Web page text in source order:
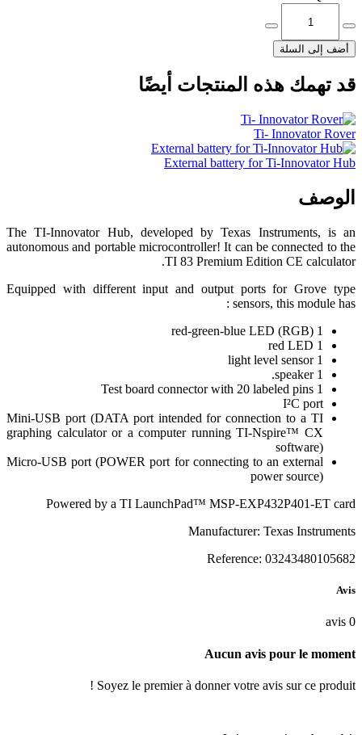
أضف إلى السلة
قد تهمك هذه المنتجات أيضًا
Ti- Innovator Rover
External battery for Ti-Innovator Hub
الوصف
The TI-Innovator Hub, developed by Texas Instruments, is an
autonomous and portable microcontroller! It can be connected to the
TI 83 Premium Edition CE calculator.
Equipped with different input and output ports for Grove type
sensors, this module has :
1 red-green-blue LED (RGB)
1 red LED
1 light level sensor
1 speaker.
1 Test board connector with 20 labeled pins
I²C port
Mini-USB port (DATA port intended for connection to a TI
graphing calculator or a computer running TI-Nspire™ CX
software)
Micro-USB port (POWER port for connecting to an external
power source)
Powered by a TI LaunchPad™ MSP-EXP432P401-ET card
Manufacturer: Texas Instruments
Reference: 03243480105682
Avis
0
avis
Aucun avis pour le moment
Soyez le premier à donner votre avis sur ce produit !